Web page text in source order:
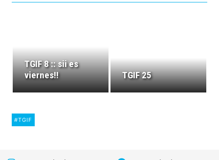
TGIF 8 :: sii es
viernes!!
TGIF 25
#TGIF